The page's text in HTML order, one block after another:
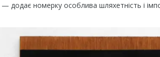
— додає номерку особлива шляхетність і